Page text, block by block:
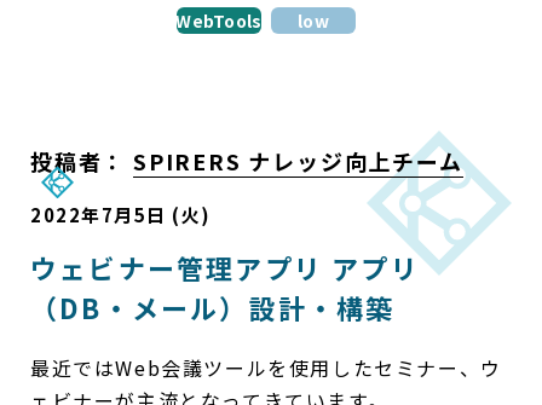
WebTools low
投稿者： SPIRERS ナレッジ向上チーム
2022年7月5日 (火)
ウェビナー管理アプリ アプリ
（DB・メール）設計・構築
最近ではWeb会議ツールを使用したセミナー、ウ